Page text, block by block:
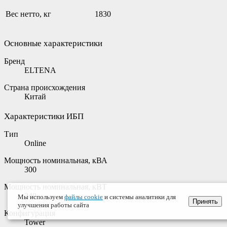
Вес нетто, кг 1830
Основные характеристики
Бренд
ELTENA
Страна происхождения
Китай
Характеристики ИБП
Тип
Online
Мощность номинальная, кВА
300
Мощность номинальная, кВТ
240
Конфигурация
Tower
Мы используем файлы cookie и системы аналитики для
улучшения работы сайта
Принять